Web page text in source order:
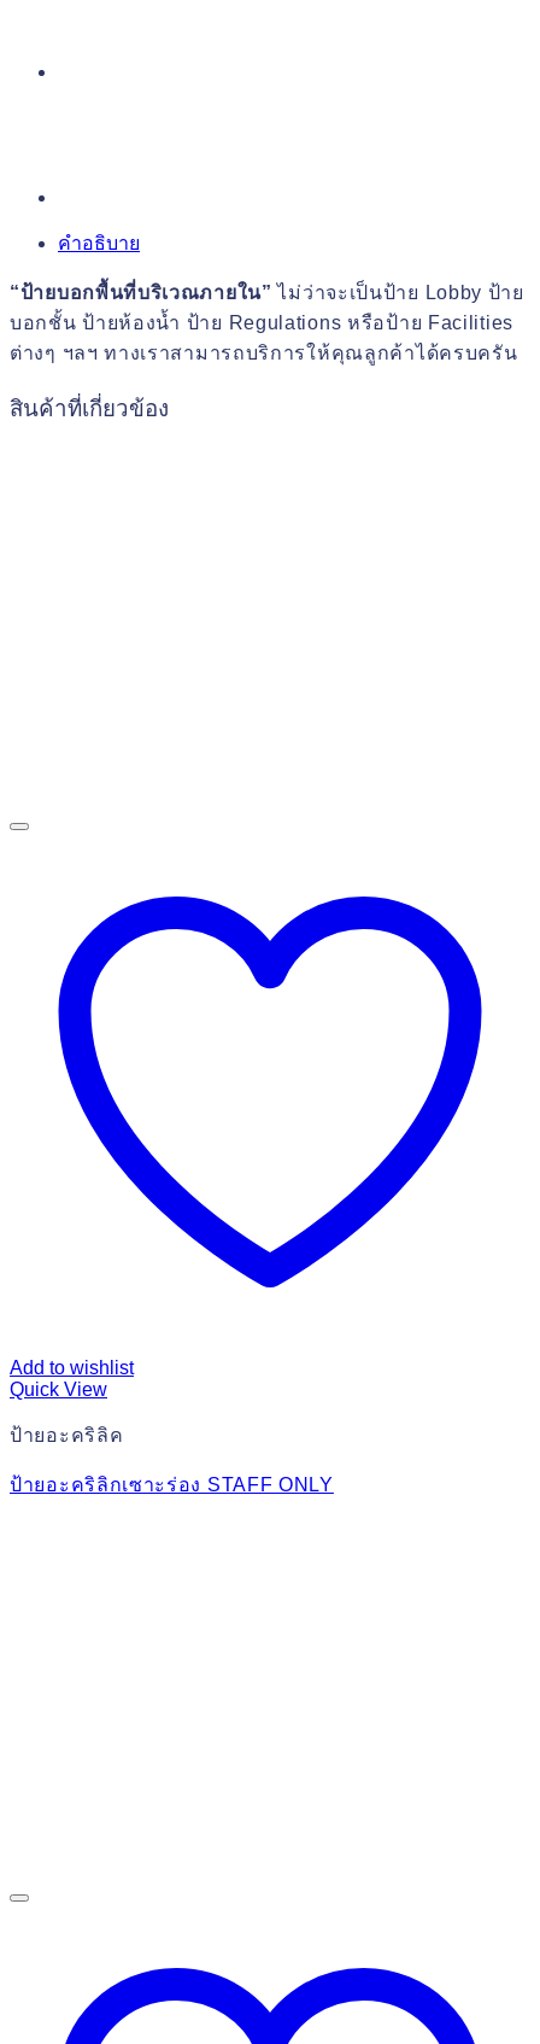
คำอธิบาย
“ป้ายบอกพื้นที่บริเวณภายใน” ไม่ว่าจะเป็นป้าย Lobby ป้าย
บอกชั้น ป้ายห้องน้ำ ป้าย Regulations หรือป้าย Facilities
ต่างๆ ฯลฯ ทางเราสามารถบริการให้คุณลูกค้าได้ครบครัน
สินค้าที่เกี่ยวข้อง
Add to wishlist
Quick View
ป้ายอะคริลิค
ป้ายอะคริลิกเซาะร่อง STAFF ONLY